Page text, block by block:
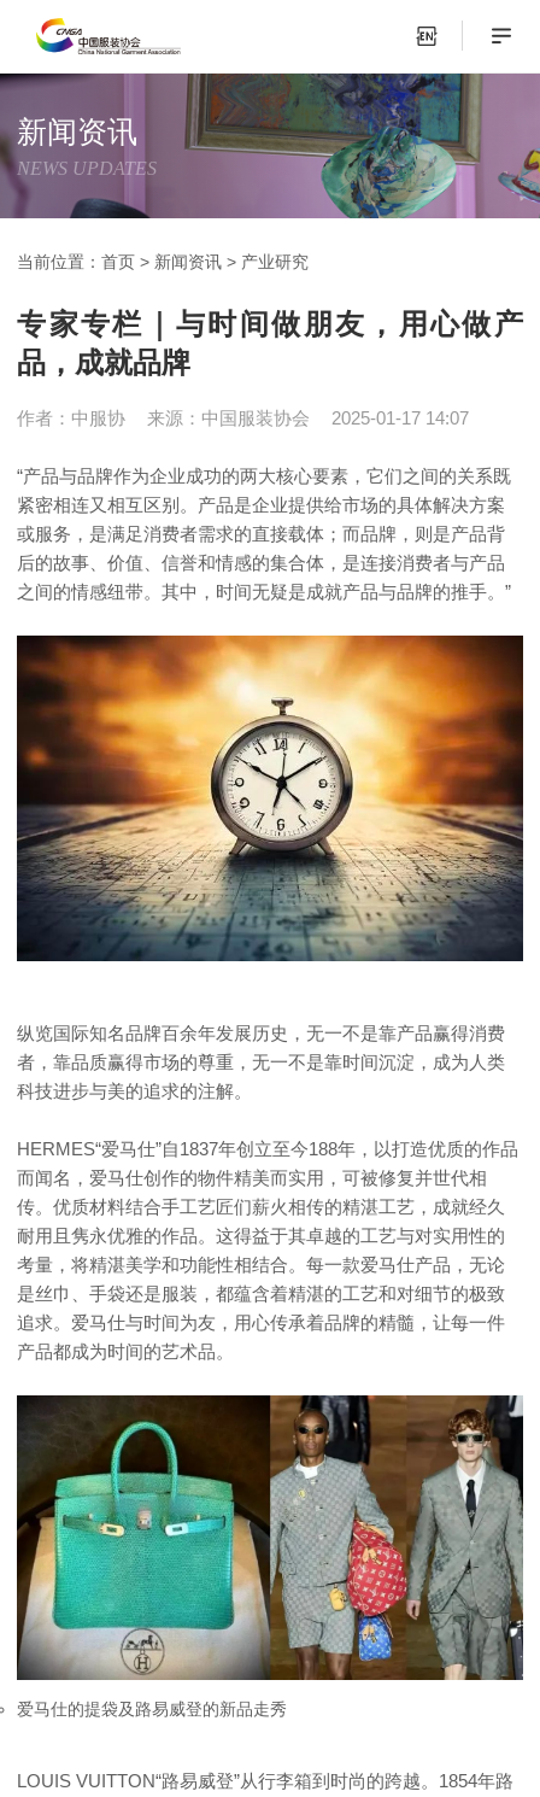
新闻资讯
NEWS UPDATES
当前位置：首页 > 新闻资讯 > 产业研究
专家专栏｜与时间做朋友，用心做产
品，成就品牌
作者：中服协 来源：中国服装协会 2025-01-17 14:07
“产品与品牌作为企业成功的两大核心要素，它们之间的关系既
紧密相连又相互区别。产品是企业提供给市场的具体解决方案
或服务，是满足消费者需求的直接载体；而品牌，则是产品背
后的故事、价值、信誉和情感的集合体，是连接消费者与产品
之间的情感纽带。其中，时间无疑是成就产品与品牌的推手。”
纵览国际知名品牌百余年发展历史，无一不是靠产品赢得消费
者，靠品质赢得市场的尊重，无一不是靠时间沉淀，成为人类
科技进步与美的追求的注解。
HERMES“爱马仕”自1837年创立至今188年，以打造优质的作品
而闻名，爱马仕创作的物件精美而实用，可被修复并世代相
传。优质材料结合手工艺匠们薪火相传的精湛工艺，成就经久
耐用且隽永优雅的作品。这得益于其卓越的工艺与对实用性的
考量，将精湛美学和功能性相结合。每一款爱马仕产品，无论
是丝巾、手袋还是服装，都蕴含着精湛的工艺和对细节的极致
追求。爱马仕与时间为友，用心传承着品牌的精髓，让每一件
产品都成为时间的艺术品。
爱马仕的提袋及路易威登的新品走秀
LOUIS VUITTON“路易威登”从行李箱到时尚的跨越。1854年路